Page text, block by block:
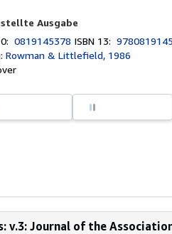
Ausgabe
0819145378 ISBN 13:
Rowman & Littlefield, 1986
v.3: Journal of the